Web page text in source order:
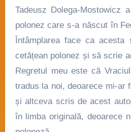
Tadeusz Dolega-Mostowicz
polonez care s-a născut în
Întâmplarea face ca
cetățean polonez și să scrie
Regretul meu este că
tradus la noi, deoarece mi-ar
și altceva scris de acest
în limba originală, deoarece